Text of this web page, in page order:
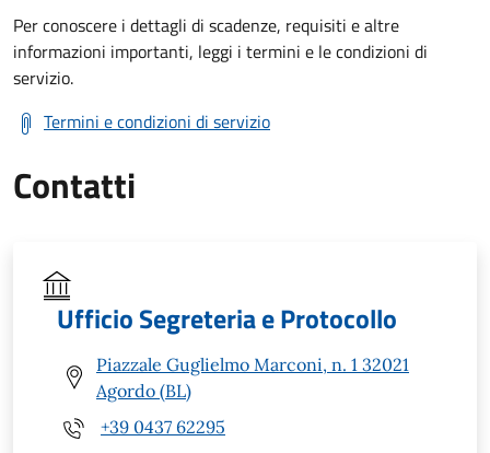
Per conoscere i dettagli di scadenze, requisiti e altre
informazioni importanti, leggi i termini e le condizioni di
servizio.
Termini e condizioni di servizio
Contatti
Ufficio Segreteria e Protocollo
Piazzale Guglielmo Marconi, n. 1 32021
Agordo (BL)
+39 0437 62295